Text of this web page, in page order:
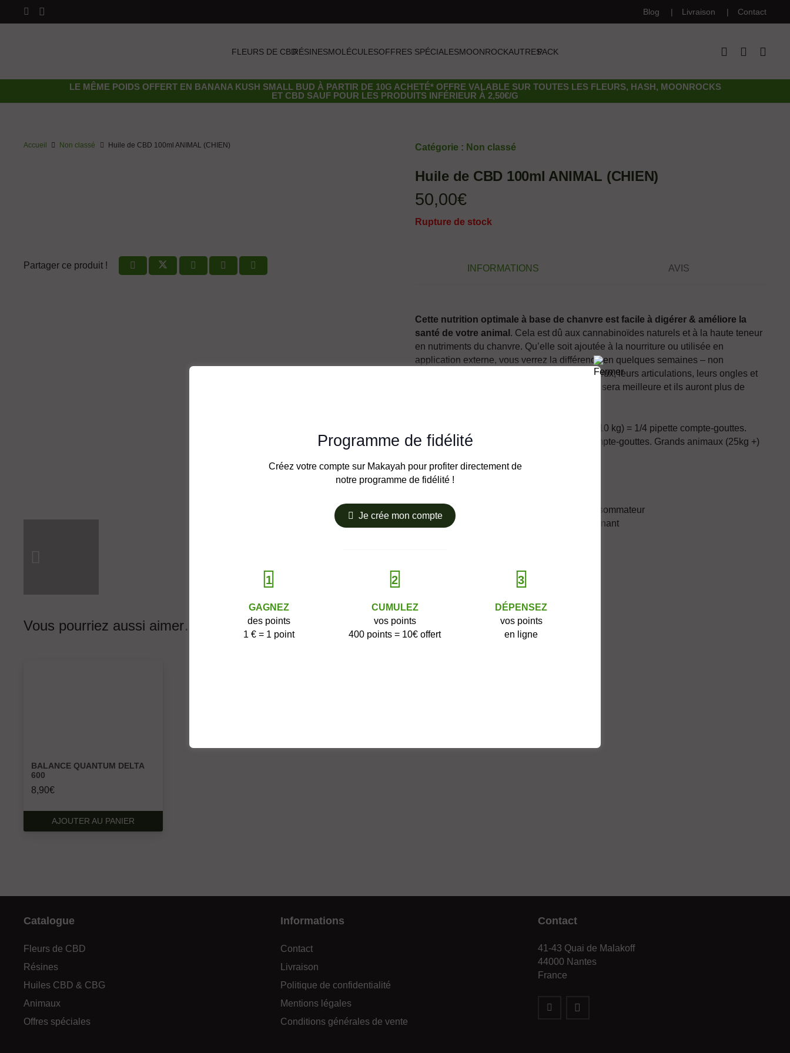
Blog Livraison Contact
FLEURS DE CBDRÉSINESMOLÉCULESOFFRES SPÉCIALESMOONROCKAUTRESPACK
LE MÊME POIDS OFFERT EN BANANA KUSH SMALL BUD À PARTIR DE 10G ACHETÉ* OFFRE VALABLE SUR TOUTES LES FLEURS, HASH, MOONROCKS
ET CBD SAUF POUR LES PRODUITS INFÉRIEUR À 2,50€/G
Accueil Non classé Huile de CBD 100ml ANIMAL (CHIEN)
Partager ce produit !
Catégorie : Non classé
Huile de CBD 100ml ANIMAL (CHIEN)
50,00€
Rupture de stock
INFORMATIONS AVIS
Cette nutrition optimale à base de chanvre est facile à digérer & améliore la
santé de votre animal . Cela est dû aux cannabinoïdes naturels et à la haute teneur
en nutriments du chanvre. Qu’elle soit ajoutée à la nourriture ou utilisée en
application externe, vous verrez la différence en quelques semaines – non
seulement leur pelage, leurs oreilles, leurs yeux, leurs articulations, leurs ongles et
leurs dents s’amélioreront, mais leur humeur sera meilleure et ils auront plus de
Une fois par jour / Petits animaux (moins de 10 kg) = 1/4 pipette compte-gouttes.
Animaux moyens (10-25kg) = 1/2 pipette compte-gouttes. Grands animaux (25kg +)
✔︎ 100% Made in France
✔︎ Prix abordables / PVP attractif pour le consommateur
✔︎ 100% biologique / Sans OGM / Gros contenant
Vous pourriez aussi aimer…
BALANCE QUANTUM DELTA
600
8,90€
AJOUTER AU PANIER
Catalogue
Fleurs de CBD
Résines
Huiles CBD & CBG
Animaux
Offres spéciales
Informations
Contact
Livraison
Politique de confidentialité
Mentions légales
Conditions générales de vente
Contact
41-43 Quai de Malakoff
44000 Nantes
France
Programme de fidélité
Créez votre compte sur Makayah pour profiter directement de
notre programme de fidélité !
Je crée mon compte
1
GAGNEZ
des points
1 € = 1 point
2
CUMULEZ
vos points
400 points = 10€ offert
3
DÉPENSEZ
vos points
en ligne